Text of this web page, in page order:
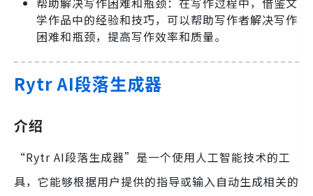
学作品中的经验和技巧，可以帮助写作者解决写作
困难和瓶颈，提高写作效率和质量。
Rytr AI段落生成器
介绍
“Rytr AI段落生成器”是一个使用人工智能技术的工
具，它能够根据用户提供的指导或输入自动生成相关的